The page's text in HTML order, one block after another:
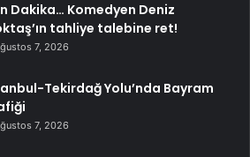
Dakika… Komedyen Deniz
tahliye talebine ret!
7, 2026
Tekirdağ Yolu’nda Bayram
7, 2026